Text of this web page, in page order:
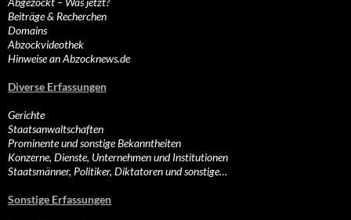
Beiträge & Recherchen
Domains
Abzockvideothek
Hinweise an Abzocknews.de
Diverse Erfassungen
Gerichte
Staatsanwaltschaften
Prominente und sonstige Bekanntheiten
Konzerne, Dienste, Unternehmen und Institutionen
Staatsmänner, Politiker, Diktatoren und sonstige…
Sonstige Erfassungen